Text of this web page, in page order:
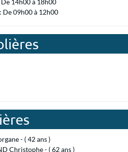
14h00 à 18h00
De 09h00 à 12h00
- ( 42 ans )
Christophe - ( 62 ans )